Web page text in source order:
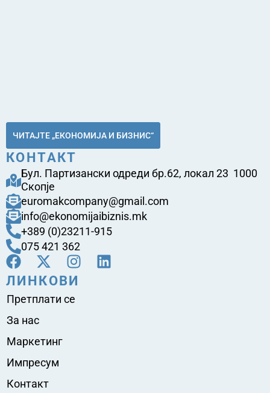
ЧИТАЈТЕ „ЕКОНОМИЈА И БИЗНИС“
КОНТАКТ
Бул. Партизански одреди бр.62, локал 23 1000
Скопје
euromakcompany@gmail.com
info@ekonomijaibiznis.mk
+389 (0)23211-915
075 421 362
ЛИНКОВИ
Претплати се
За нас
Маркетинг
Импресум
Контакт